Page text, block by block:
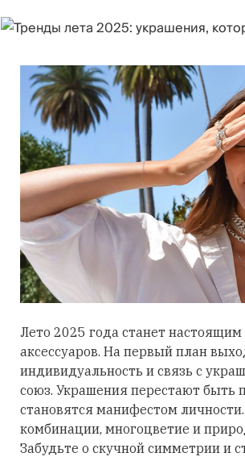
Лето 2025 года станет
аксессуаров. На первый план
индивидуальность и связь с
союз. Украшения перестают быть
становятся манифестом
комбинации, многоцветие и
Забудьте о скучной симметрии и